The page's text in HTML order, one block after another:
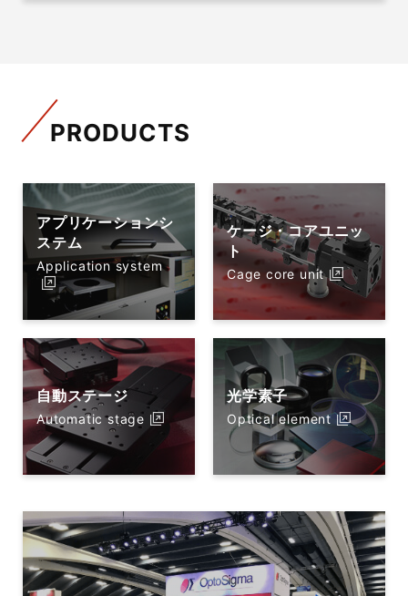
PRODUCTS
アプリケーションシ
ステム
Application system
ケージ・コアユニッ
ト
Cage core unit
自動ステージ
Automatic stage
光学素子
Optical element